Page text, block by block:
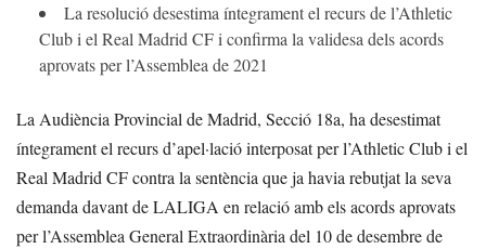
La resolució desestima íntegrament el recurs de l’Athletic
Club i el Real Madrid CF i confirma la validesa dels acords
aprovats per l’Assemblea de 2021
La Audiència Provincial de Madrid, Secció 18a, ha desestimat
íntegrament el recurs d’apel·lació interposat per l’Athletic Club i el
Real Madrid CF contra la sentència que ja havia rebutjat la seva
demanda davant de LALIGA en relació amb els acords aprovats
per l’Assemblea General Extraordinària del 10 de desembre de